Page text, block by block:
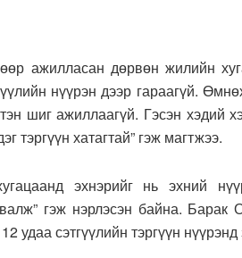
ажилласан дөрвөн жилийн
нүүрэн дээр гараагүй.
шиг ажиллаагүй. Гэсэн хэдий
тэргүүн хатагтай” гэж магтжээ.
эхнэрийг нь эхний
гэж нэрлэсэн байна. Барак
удаа сэтгүүлийн тэргүүн нүүрэнд